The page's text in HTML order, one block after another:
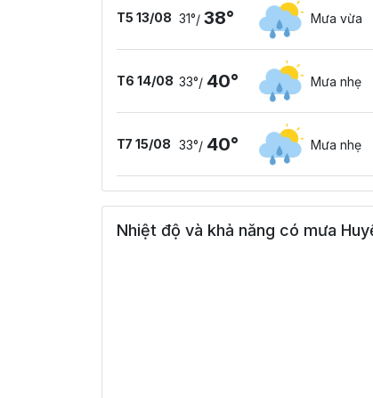
T5 13/08 31°/ 38° Mưa vừa
T6 14/08 33°/ 40° Mưa nhẹ
T7 15/08 33°/ 40° Mưa nhẹ
Nhiệt độ và khả năng có mưa